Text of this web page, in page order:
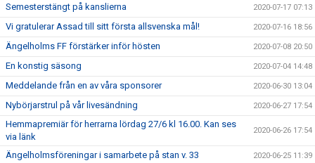
Semesterstängt på kanslierna 2020-07-17 07:13
Vi gratulerar Assad till sitt första allsvenska mål! 2020-07-16 18:56
Ängelholms FF förstärker inför hösten 2020-07-08 20:50
En konstig säsong 2020-07-04 14:48
Meddelande från en av våra sponsorer 2020-06-30 13:04
Nybörjarstrul på vår livesändning 2020-06-27 17:54
Hemmapremiär för herrarna lördag 27/6 kl 16.00. Kan ses
via länk
2020-06-26 17:54
Ängelholmsföreningar i samarbete på stan v. 33 2020-06-25 11:39